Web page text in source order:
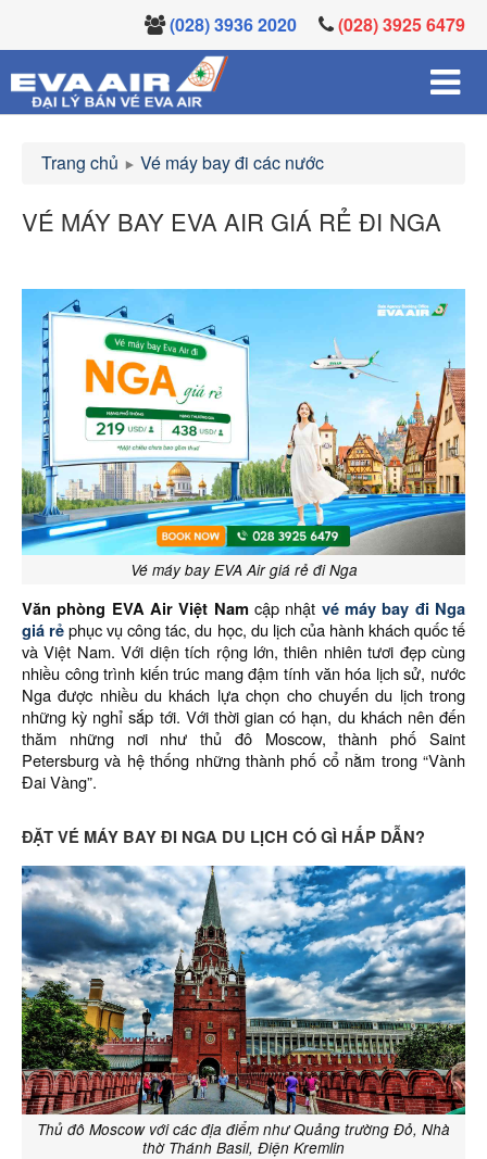
(028) 3936 2020 (028) 3925 6479
Trang chủ Vé máy bay đi các nước
VÉ MÁY BAY EVA AIR GIÁ RẺ ĐI NGA
Vé máy bay EVA Air giá rẻ đi Nga
Văn phòng EVA Air Việt Nam cập nhật vé máy bay đi Nga
giá rẻphục vụ công tác, du học, du lịch của hành khách quốc tế
và Việt Nam. Với diện tích rộng lớn, thiên nhiên tươi đẹp cùng
nhiều công trình kiến trúc mang đậm tính văn hóa lịch sử, nước
Nga được nhiều du khách lựa chọn cho chuyến du lịch trong
những kỳ nghỉ sắp tới. Với thời gian có hạn, du khách nên đến
thăm những nơi như thủ đô Moscow, thành phố Saint
Petersburg và hệ thống những thành phố cổ nằm trong “Vành
Đai Vàng”.
ĐẶT VÉ MÁY BAY ĐI NGA DU LỊCH CÓ GÌ HẤP DẪN?
Thủ đô Moscow với các địa điểm như Quảng trường Đỏ, Nhà
thờ Thánh Basil, Điện Kremlin